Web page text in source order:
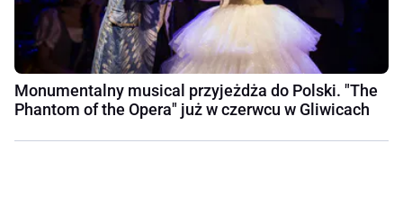
Monumentalny musical przyjeżdża do Polski. "The
Phantom of the Opera" już w czerwcu w Gliwicach